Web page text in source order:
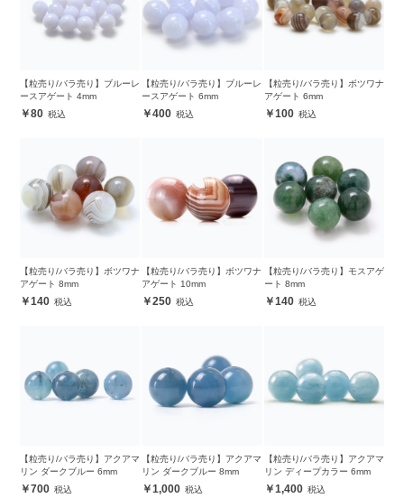
【粒売り/バラ売り】ブルーレ
ースアゲート 4mm
80
【粒売り/バラ売り】ブルーレ
ースアゲート 6mm
400
【粒売り/バラ売り】ボツワナ
アゲート 6mm
100
【粒売り/バラ売り】ボツワナ
アゲート 8mm
140
【粒売り/バラ売り】ボツワナ
アゲート 10mm
250
【粒売り/バラ売り】モスアゲ
ート 8mm
140
【粒売り/バラ売り】アクアマ
リン ダークブルー 6mm
700
【粒売り/バラ売り】アクアマ
リン ダークブルー 8mm
1,000
【粒売り/バラ売り】アクアマ
リン ディープカラー 6mm
1,400